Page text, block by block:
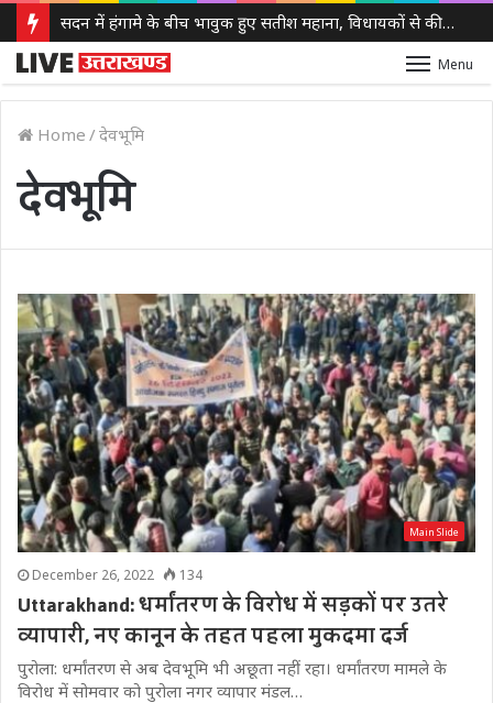
सदन में हंगामे के बीच भावुक हुए सतीश महाना, विधायकों से की मर्यादा बनाए रखने की अपील
Menu
Home /देवभूमि
देवभूमि
Main Slide
December 26, 2022 134
Uttarakhand: धर्मांतरण के विरोध में सड़कों पर उतरे
व्यापारी, नए कानून के तहत पहला मुकदमा दर्ज
पुरोला: धर्मांतरण से अब देवभूमि भी अछूता नहीं रहा। धर्मांतरण मामले के
विरोध में सोमवार को पुरोला नगर व्यापार मंडल…